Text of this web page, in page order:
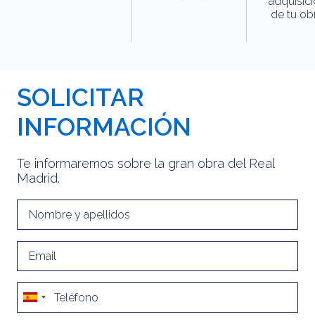
de tu
SOLICITAR
INFORMACIÓN
Te informaremos sobre la gran obra del Real
Madrid.